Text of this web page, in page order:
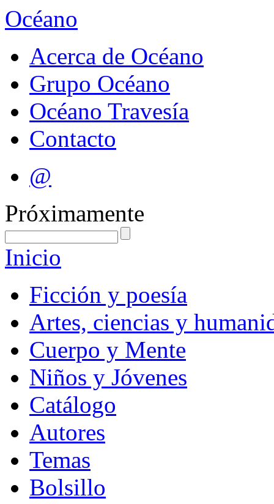
Océano
Acerca de Océano
Grupo Océano
Océano Travesía
Contacto
@
Próximamente
Inicio
Ficción y poesía
Artes, ciencias y
Cuerpo y Mente
Niños y Jóvenes
Catálogo
Autores
Temas
Bolsillo